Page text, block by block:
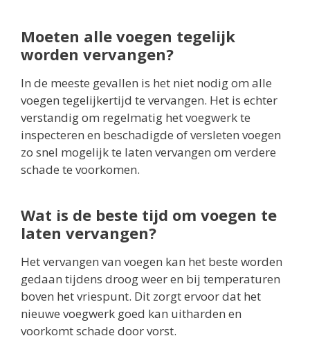
Moeten alle voegen tegelijk
worden vervangen?
In de meeste gevallen is het niet nodig om alle
voegen tegelijkertijd te vervangen. Het is echter
verstandig om regelmatig het voegwerk te
inspecteren en beschadigde of versleten voegen
zo snel mogelijk te laten vervangen om verdere
schade te voorkomen.
Wat is de beste tijd om voegen te
laten vervangen?
Het vervangen van voegen kan het beste worden
gedaan tijdens droog weer en bij temperaturen
boven het vriespunt. Dit zorgt ervoor dat het
nieuwe voegwerk goed kan uitharden en
voorkomt schade door vorst.